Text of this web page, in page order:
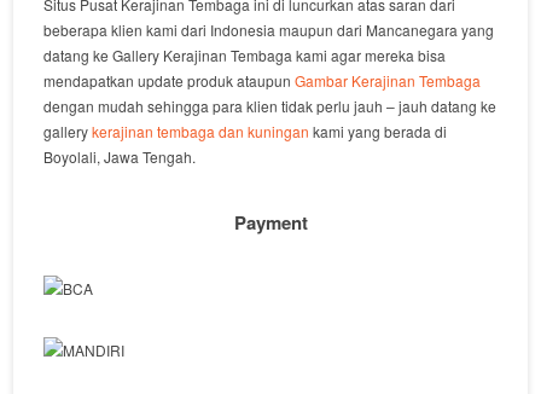
Situs Pusat Kerajinan Tembaga ini di luncurkan atas saran dari
beberapa klien kami dari Indonesia maupun dari Mancanegara yang
datang ke Gallery Kerajinan Tembaga kami agar mereka bisa
mendapatkan update produk ataupunGambar Kerajinan Tembaga
dengan mudah sehingga para klien tidak perlu jauh – jauh datang ke
gallerykerajinan tembaga dan kuningan kami yang berada di
Boyolali, Jawa Tengah.
Payment